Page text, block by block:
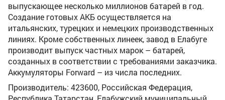
выпускающее несколько миллионов батарей в год.
Создание готовых АКБ осуществляется на
итальянских, турецких и немецких производственных
линиях. Кроме собственных линеек, завод в Елабуге
производит выпуск частных марок – батарей,
созданных в соответствии с требованиями заказчика.
Аккумуляторы Forward – из числа последних.
Производитель: 423600, Российская Федерация,